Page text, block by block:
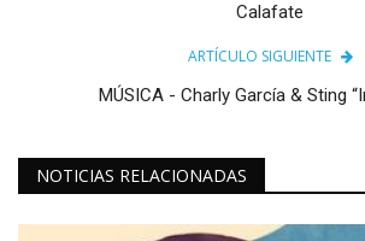
Calafate
ARTÍCULO SIGUIENTE
MÚSICA - Charly García & Sting
NOTICIAS RELACIONADAS